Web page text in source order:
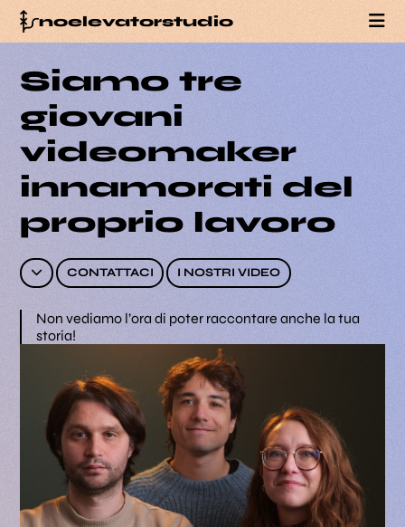
noelevatorstudio
PORTFOLIO
BLOG
TEAM
CONTATTI
Siamo tre
giovani
videomaker
innamorati del
proprio lavoro
CONTATTACI I NOSTRI VIDEO
Non vediamo l’ora di poter raccontare anche la tua
storia!